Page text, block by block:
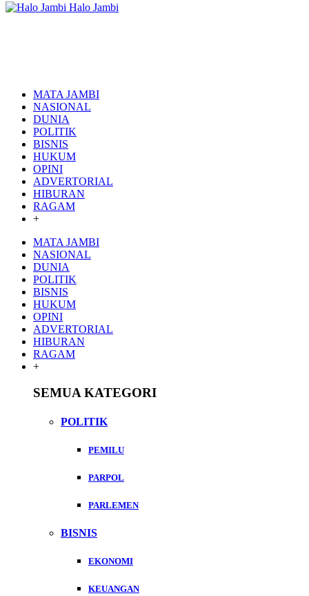
Halo Jambi
MATA JAMBI
NASIONAL
DUNIA
POLITIK
BISNIS
HUKUM
OPINI
ADVERTORIAL
HIBURAN
RAGAM
+
MATA JAMBI
NASIONAL
DUNIA
POLITIK
BISNIS
HUKUM
OPINI
ADVERTORIAL
HIBURAN
RAGAM
+
SEMUA KATEGORI
POLITIK
PEMILU
PARPOL
PARLEMEN
BISNIS
EKONOMI
KEUANGAN